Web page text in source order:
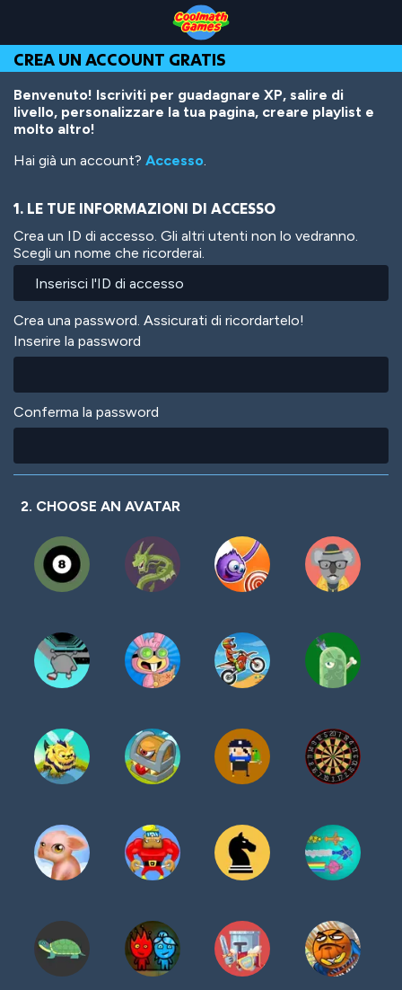
Top
of
Page
Navigation
Main
Content
Footer
contenuto
principale
CREA UN ACCOUNT GRATIS
Benvenuto! Iscriviti per guadagnare XP, salire di
livello, personalizzare la tua pagina, creare playlist e
molto altro!
Hai già un account? Accesso.
1. LE TUE INFORMAZIONI DI ACCESSO
Crea un ID di accesso. Gli altri utenti non lo vedranno.
Scegli un nome che ricorderai.
Crea una password. Assicurati di ricordartelo!
Inserire la password
Conferma la password
2. CHOOSE AN AVATAR